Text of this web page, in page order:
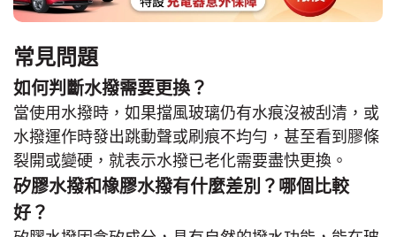
常見問題
如何判斷水撥需要更換？
當使用水撥時，如果擋風玻璃仍有水痕沒被刮清，或
水撥運作時發出跳動聲或刷痕不均勻，甚至看到膠條
裂開或變硬，就表示水撥已老化需要盡快更換。
矽膠水撥和橡膠水撥有什麼差別？哪個比較
好？